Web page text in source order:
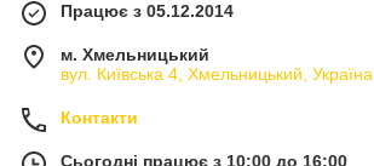
Працює з 05.12.2014
м. Хмельницький
вул. Київська 4, Хмельницький, Україна
Контакти
Сьогодні працює з 10:00 до 16:00